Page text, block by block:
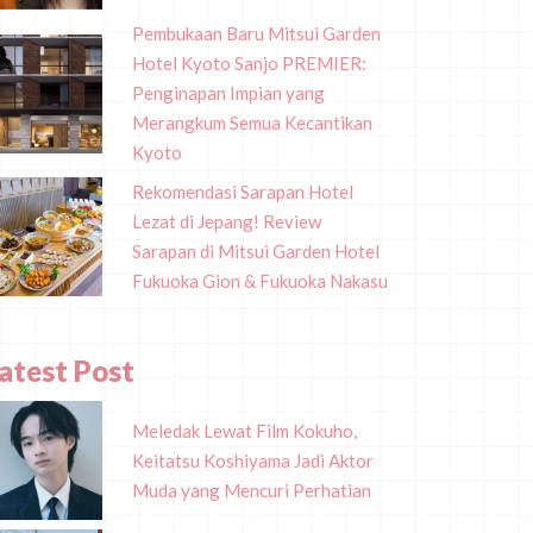
Pembukaan Baru Mitsui Garden
Hotel Kyoto Sanjo PREMIER:
Penginapan Impian yang
Merangkum Semua Kecantikan
Kyoto
Rekomendasi Sarapan Hotel
Lezat di Jepang! Review
Sarapan di Mitsui Garden Hotel
Fukuoka Gion & Fukuoka Nakasu
Post
Meledak Lewat Film Kokuho,
Keitatsu Koshiyama Jadi Aktor
Muda yang Mencuri Perhatian